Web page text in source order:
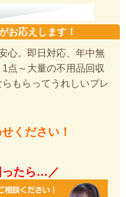
お応えします！
心。即日対応、年中無
点～大量の不用品回収
もらってうれしいプレ
ください！
ったら…／